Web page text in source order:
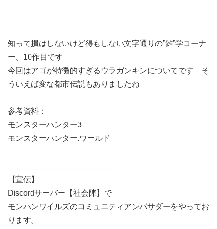
知って損はしないけど得もしない文字通りの”雑”学コーナ
ー、10作目です
今回はアゴが特徴的すぎるウラガンキンについてです そ
ういえば変な都市伝説もありましたね
参考資料：
モンスターハンター3
モンスターハンター:ワールド
【宣伝】
Discordサーバー【社会陣】で
モンハンワイルズのコミュニティアンバサダーをやってお
ります。